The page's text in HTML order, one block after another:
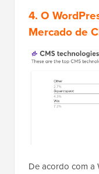
4. O
Mercado de
De acordo com a